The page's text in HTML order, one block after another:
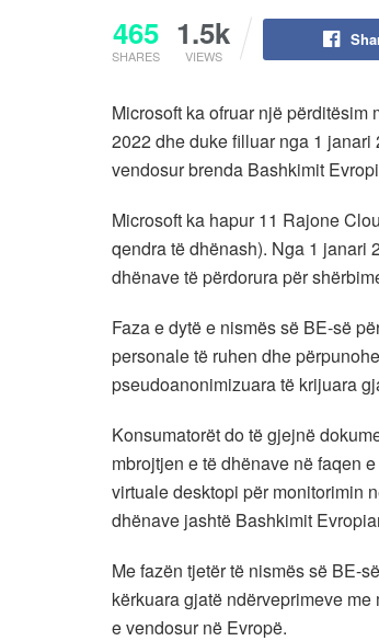
465
SHARES
1.5k
VIEWS
Microsoft ka ofruar një
2022 dhe duke filluar nga 1
vendosur brenda Bashkimit
Microsoft ka hapur 11 Rajone
qendra të dhënash). Nga 1 janari
dhënave të përdorura për
Faza e dytë e nismës së BE-së
personale të ruhen dhe
pseudoanonimizuara të krijuara
Konsumatorët do të gjejnë
mbrojtjen e të dhënave në faqen
virtuale desktopi për monitorimin
dhënave jashtë Bashkimit
Me fazën tjetër të nismës së BE-
kërkuara gjatë ndërveprimeve
e vendosur në Evropë.